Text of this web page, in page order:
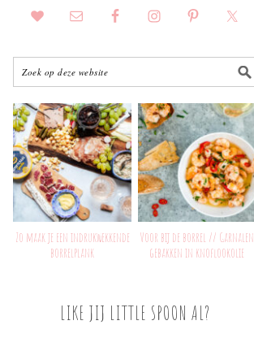
Zo maak je een indrukwekkende
borrelplank
Voor bij de borrel // Garnalen
gebakken in knoflookolie
LIKE JIJ LITTLE SPOON AL?